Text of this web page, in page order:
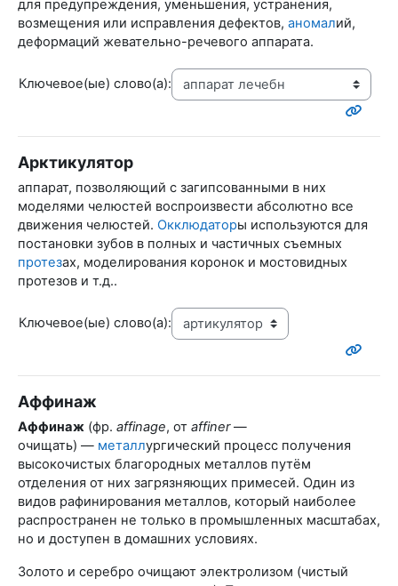
для предупреждения, уменьшения, устранения,
возмещения или исправления дефектов, аномалий,
деформаций жевательно-речевого аппарата.
Ключевое(ые) слово(а):
Арктикулятор
аппарат, позволяющий с загипсованными в них
моделями челюстей воспроизвести абсолютно все
движения челюстей. Окклюдаторы используются для
постановки зубов в полных и частичных съемных
протезах, моделирования коронок и мостовидных
протезов и т.д..
Ключевое(ые) слово(а):
Аффинаж
Аффинаж (фр. affinage, от affiner—
очищать) — металлургический процесс получения
высокочистых благородных металлов путём
отделения от них загрязняющих примесей. Один из
видов рафинирования металлов, который наиболее
распространен не только в промышленных масштабах,
но и доступен в домашних условиях.
Золото и серебро очищают электролизом (чистый